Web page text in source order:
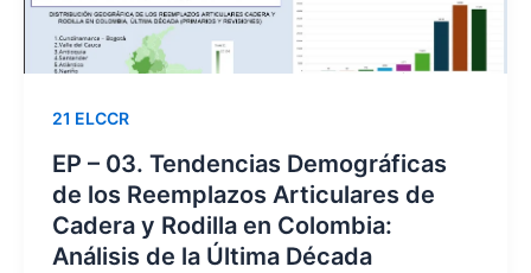
21 ELCCR
EP – 03. Tendencias Demográficas
de los Reemplazos Articulares de
Cadera y Rodilla en Colombia:
Análisis de la Última Década